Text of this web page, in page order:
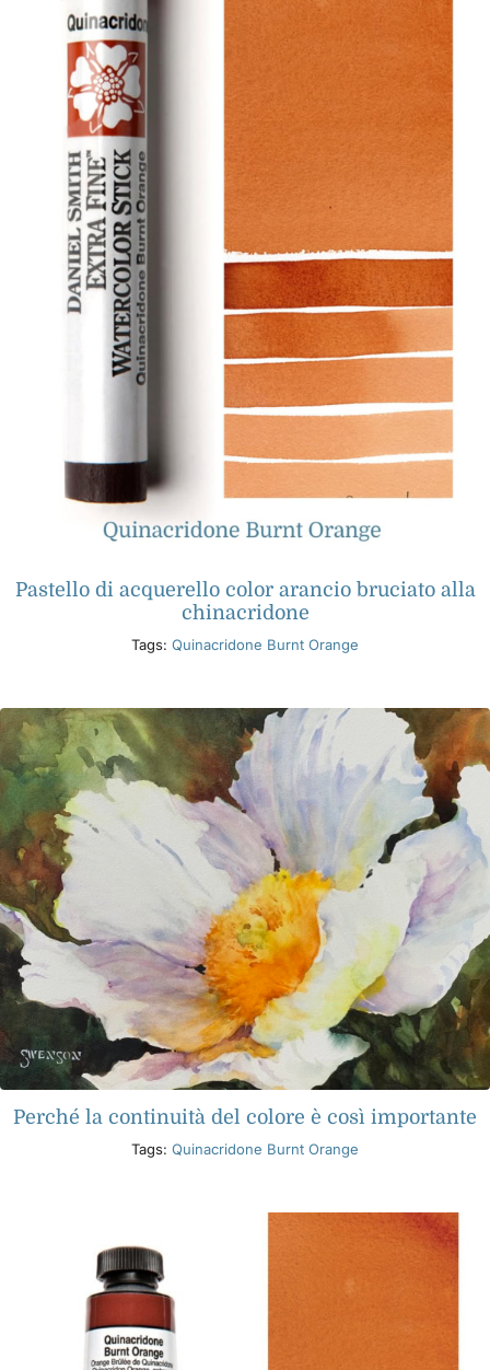
Pastello di acquerello color arancio bruciato alla
chinacridone
Tags: Quinacridone Burnt Orange
Perché la continuità del colore è così importante
Tags: Quinacridone Burnt Orange